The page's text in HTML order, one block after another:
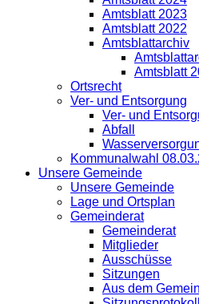
Amtsblatt 2023
Amtsblatt 2022
Amtsblattarchiv
Amtsblatt
Ortsrecht
Ver- und Entsorgung
Ver- und
Abfall
Kommunalwahl
Unsere Gemeinde
Unsere Gemeinde
Lage und Ortsplan
Gemeinderat
Gemeinderat
Mitglieder
Ausschüsse
Sitzungen
Aus dem